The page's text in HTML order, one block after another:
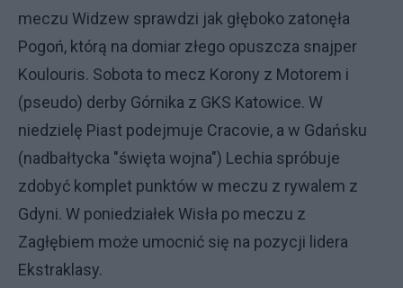
meczu Widzew sprawdzi jak głęboko zatonęła
Pogoń, którą na domiar złego opuszcza snajper
Koulouris. Sobota to mecz Korony z Motorem i
(pseudo) derby Górnika z GKS Katowice. W
niedzielę Piast podejmuje Cracovie, a w Gdańsku
(nadbałtycka "święta wojna") Lechia spróbuje
zdobyć komplet punktów w meczu z rywalem z
Gdyni. W poniedziałek Wisła po meczu z
Zagłębiem może umocnić się na pozycji lidera
Ekstraklasy.